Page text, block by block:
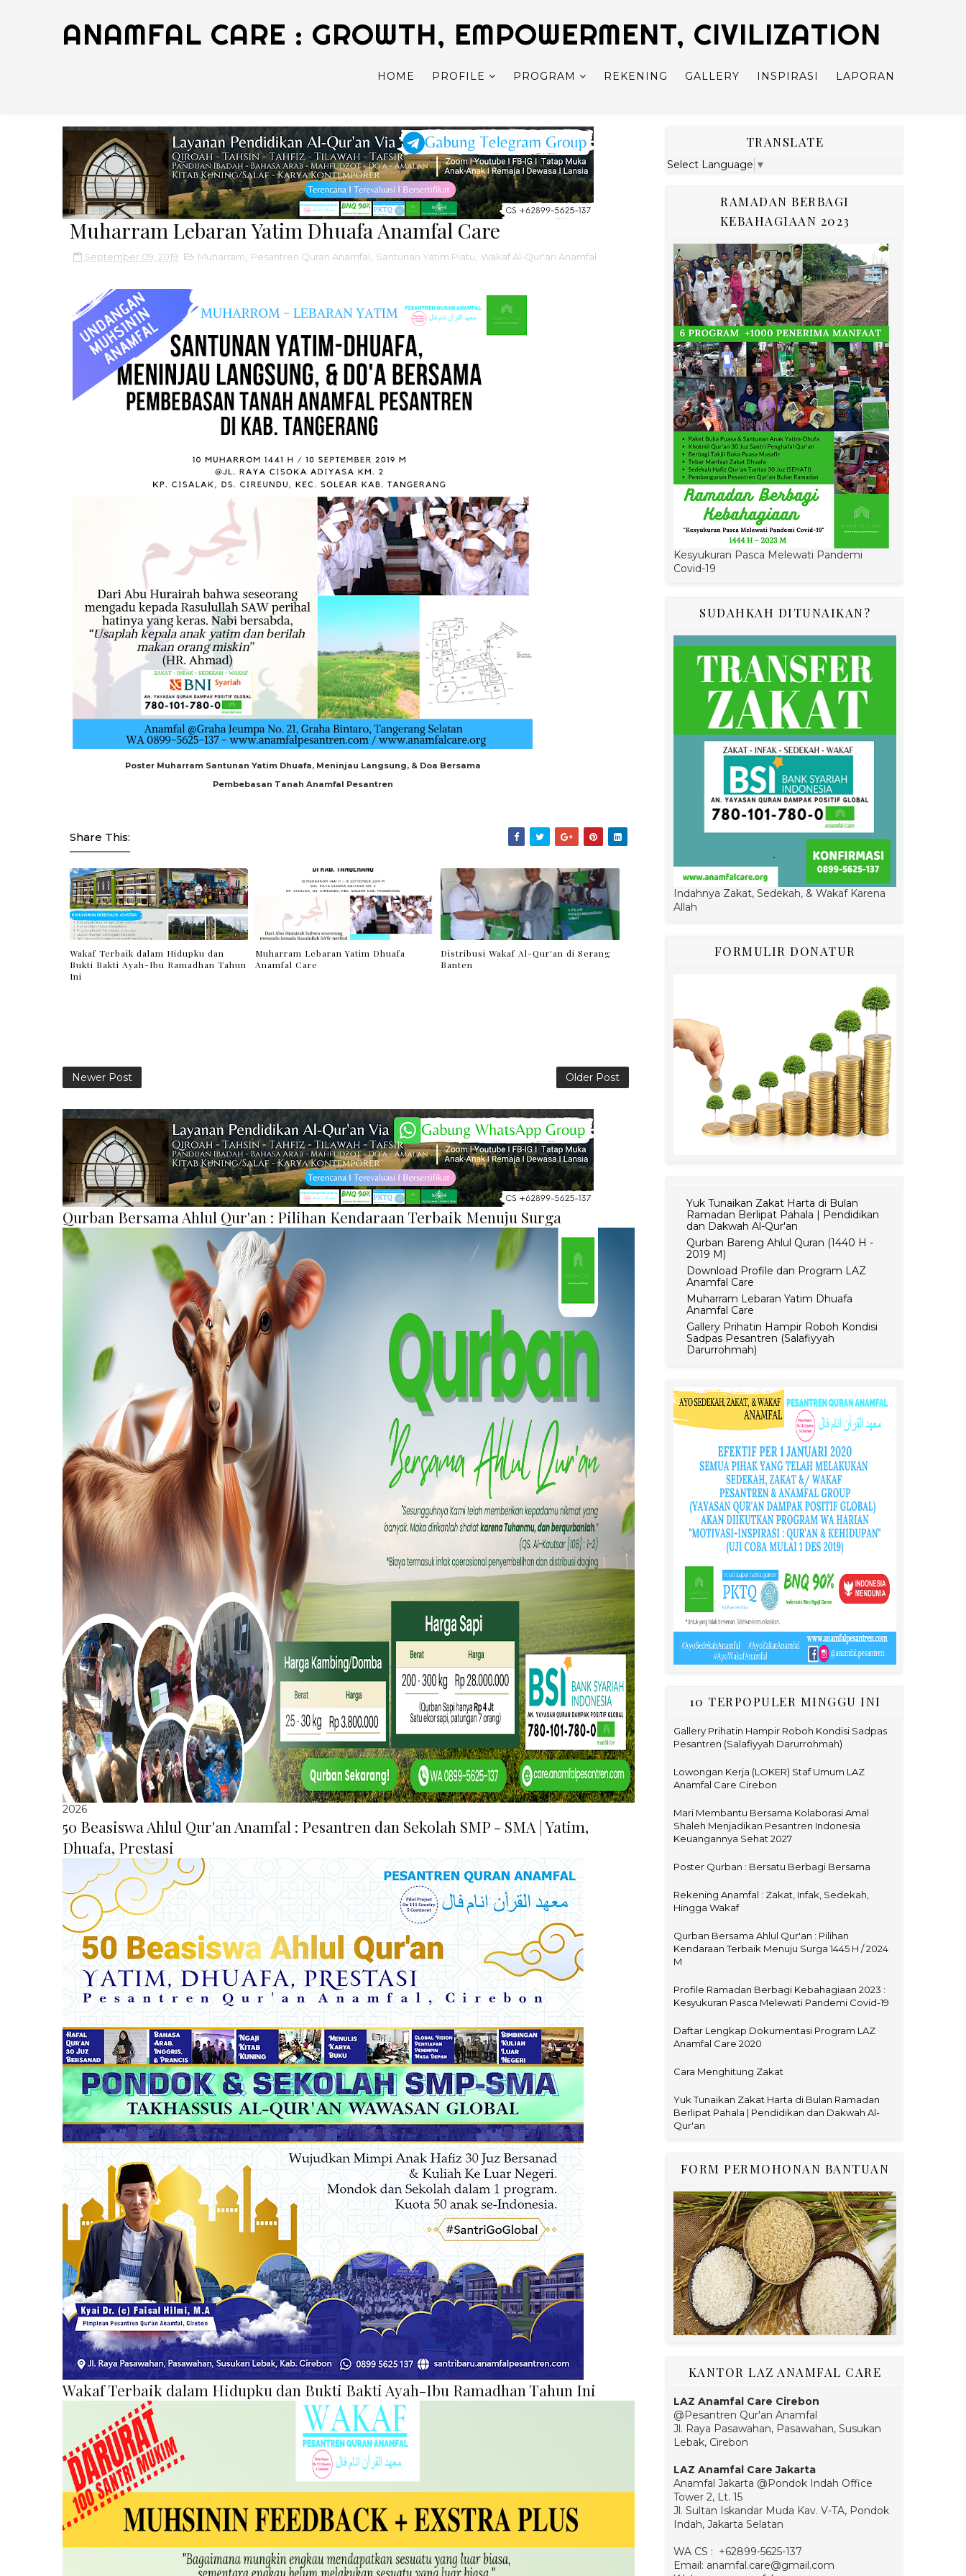
ANAMFAL CARE : GROWTH, EMPOWERMENT, CIVILIZATION
HOME PROFILE PROGRAM REKENING GALLERY INSPIRASI LAPORAN
Muharram Lebaran Yatim Dhuafa Anamfal Care
September 09, 2019 Muharram Pesantren Quran Anamfal Santunan Yatim Piatu Wakaf Al-Qur'an Anamfal
Poster Muharram Santunan Yatim Dhuafa, Meninjau Langsung, & Doa Bersama
Pembebasan Tanah Anamfal Pesantren
Share This:
Wakaf Terbaik dalam Hidupku dan
Bukti Bakti Ayah-Ibu Ramadhan Tahun
Ini
Muharram Lebaran Yatim Dhuafa
Anamfal Care
Distribusi Wakaf Al-Qur'an di Serang
Banten
Newer Post Older Post
Qurban Bersama Ahlul Qur'an : Pilihan Kendaraan Terbaik Menuju Surga
2026
50 Beasiswa Ahlul Qur'an Anamfal : Pesantren dan Sekolah SMP - SMA | Yatim,
Dhuafa, Prestasi
Wakaf Terbaik dalam Hidupku dan Bukti Bakti Ayah-Ibu Ramadhan Tahun Ini
TRANSLATE
Select Language ▼
RAMADAN BERBAGI
KEBAHAGIAAN 2023
Kesyukuran Pasca Melewati Pandemi
Covid-19
SUDAHKAH DITUNAIKAN?
Indahnya Zakat, Sedekah, & Wakaf Karena
Allah
FORMULIR DONATUR
Yuk Tunaikan Zakat Harta di Bulan
Ramadan Berlipat Pahala | Pendidikan
dan Dakwah Al-Qur'an
Qurban Bareng Ahlul Quran (1440 H -
2019 M)
Download Profile dan Program LAZ
Anamfal Care
Muharram Lebaran Yatim Dhuafa
Anamfal Care
Gallery Prihatin Hampir Roboh Kondisi
Sadpas Pesantren (Salafiyyah
Darurrohmah)
10 TERPOPULER MINGGU INI
Gallery Prihatin Hampir Roboh Kondisi Sadpas
Pesantren (Salafiyyah Darurrohmah)
Lowongan Kerja (LOKER) Staf Umum LAZ
Anamfal Care Cirebon
Mari Membantu Bersama Kolaborasi Amal
Shaleh Menjadikan Pesantren Indonesia
Keuangannya Sehat 2027
Poster Qurban : Bersatu Berbagi Bersama
Rekening Anamfal : Zakat, Infak, Sedekah,
Hingga Wakaf
Qurban Bersama Ahlul Qur'an : Pilihan
Kendaraan Terbaik Menuju Surga 1445 H / 2024
M
Profile Ramadan Berbagi Kebahagiaan 2023 :
Kesyukuran Pasca Melewati Pandemi Covid-19
Daftar Lengkap Dokumentasi Program LAZ
Anamfal Care 2020
Cara Menghitung Zakat
Yuk Tunaikan Zakat Harta di Bulan Ramadan
Berlipat Pahala | Pendidikan dan Dakwah Al-
Qur'an
FORM PERMOHONAN BANTUAN
KANTOR LAZ ANAMFAL CARE
LAZ Anamfal Care Cirebon
@Pesantren Qur'an Anamfal
Jl. Raya Pasawahan, Pasawahan, Susukan
Lebak, Cirebon
LAZ Anamfal Care Jakarta
Anamfal Jakarta @Pondok Indah Office
Tower 2, Lt. 15
Jl. Sultan Iskandar Muda Kav. V-TA, Pondok
Indah, Jakarta Selatan
WA CS : +62899-5625-137
Email: anamfal.care@gmail.com